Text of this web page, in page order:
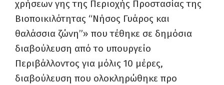
χρήσεων γης της Περιοχής Προστασίας της
Βιοποικιλότητας “Νήσος Γυάρος και
θαλάσσια ζώνη”» που τέθηκε σε δημόσια
διαβούλευση από το υπουργείο
Περιβάλλοντος για μόλις 10 μέρες,
διαβούλευση που ολοκληρώθηκε προ